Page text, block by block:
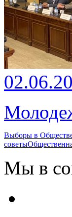
Выборы в
советы
Мы в